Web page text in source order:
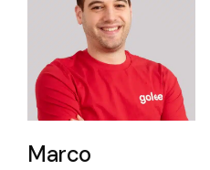
Marco